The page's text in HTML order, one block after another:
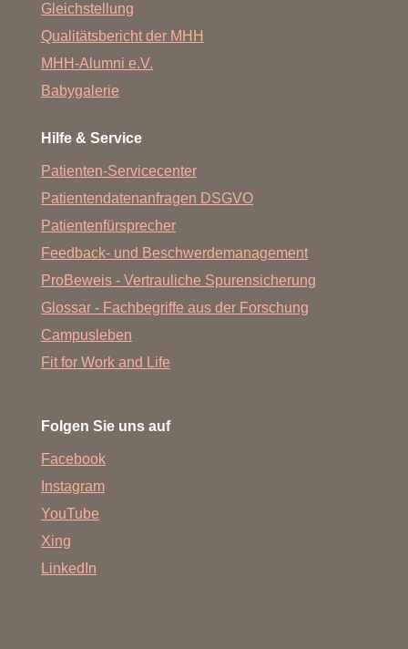
Gleichstellung
Qualitätsbericht der MHH
MHH-Alumni e.V.
Babygalerie
Hilfe & Service
Patienten-Servicecenter
Patientendatenanfragen DSGVO
Patientenfürsprecher
Feedback- und Beschwerdemanagement
ProBeweis - Vertrauliche Spurensicherung
Glossar - Fachbegriffe aus der Forschung
Campusleben
Fit for Work and Life
Folgen Sie uns auf
Facebook
Instagram
YouTube
Xing
LinkedIn